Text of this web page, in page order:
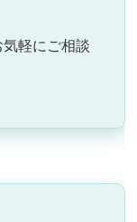
軽にご相談